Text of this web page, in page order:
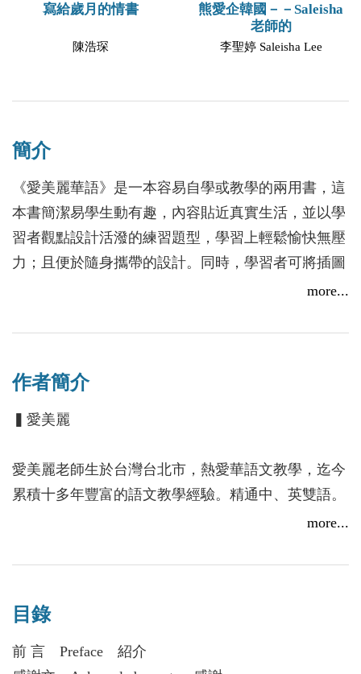
寫給歲月的情書
陳浩琛
熊愛企韓國－－Saleisha
老師的
李聖婷 Saleisha Lee
簡介
《愛美麗華語》是一本容易自學或教學的兩用書，這
本書簡潔易學生動有趣，內容貼近真實生活，並以學
習者觀點設計活潑的練習題型，學習上輕鬆愉快無壓
力；且便於隨身攜帶的設計。同時，學習者可將插圖
每一課含生詞，課文及練習共三部分，適用每次五十
進度或自學者學習程度約30至50小時。
本書學習對象不限，未具備華語文學習經驗者，可在
在華語文領域的運用能力。
more...
作者簡介
▍愛美麗
愛美麗老師生於台灣台北市，熱愛華語文教學，迄今
累積十多年豐富的語文教學經驗。精通中、英雙語。
目前擔任國立台灣師範大學國語中心華語文教學教
教學；教學對象涵蓋美國國防部語言中心華語研習，
山法語學校，日本金澤大學，日本立命館大學，日本
宇都宮大學，日本山形大學，新加坡美國學校，師大
暑期夏令營，等。 同時受聘於Hyatt Hotel（凱悅飯店
more...
目錄
前 言 Preface 紹介